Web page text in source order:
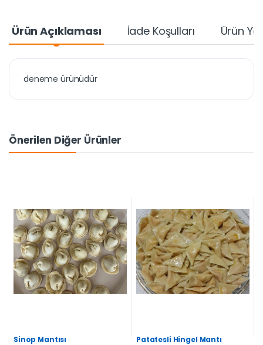
Ürün Açıklaması İade Koşulları Ürün
deneme ürünüdür
Önerilen Diğer Ürünler
Sinop Mantısı Patatesli Hingel Mantı